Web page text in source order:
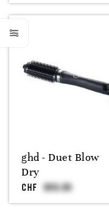
ghd - Duet Blow
Dry
CHF